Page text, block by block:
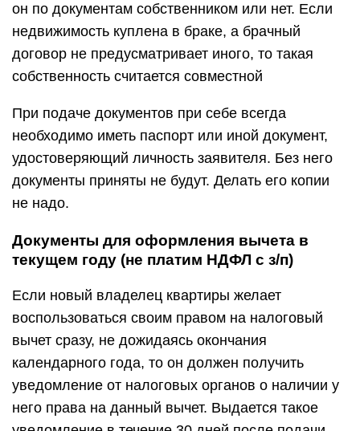
он по документам собственником или нет. Если
недвижимость куплена в браке, а брачный
договор не предусматривает иного, то такая
собственность считается совместной
При подаче документов при себе всегда
необходимо иметь паспорт или иной документ,
удостоверяющий личность заявителя. Без него
документы приняты не будут. Делать его копии
не надо.
Документы для оформления вычета в
текущем году (не платим НДФЛ с з/п)
Если новый владелец квартиры желает
воспользоваться своим правом на налоговый
вычет сразу, не дожидаясь окончания
календарного года, то он должен получить
уведомление от налоговых органов о наличии у
него права на данный вычет. Выдается такое